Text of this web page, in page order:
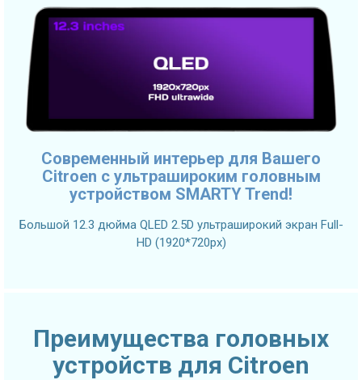
Современный интерьер для Вашего
Citroen с ультрашироким головным
устройством SMARTY Trend!
Большой 12.3 дюйма QLED 2.5D ультраширокий экран Full-
HD (1920*720px)
Преимущества головных
устройств для Citroen